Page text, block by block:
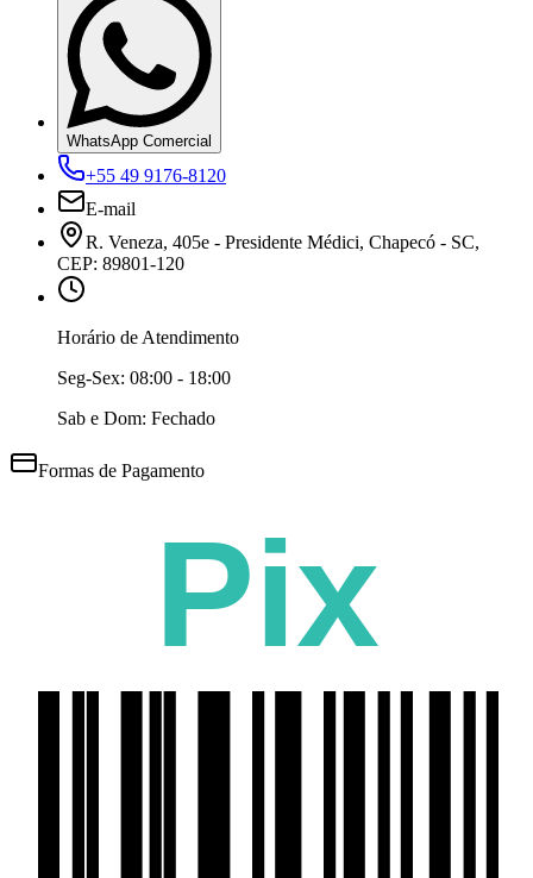
WhatsApp Comercial
+55 49 9176-8120
E-mail
R. Veneza, 405e - Presidente Médici, Chapecó - SC,
CEP: 89801-120
Horário de Atendimento
Seg-Sex: 08:00 - 18:00
Sab e Dom: Fechado
Formas de Pagamento
Pix